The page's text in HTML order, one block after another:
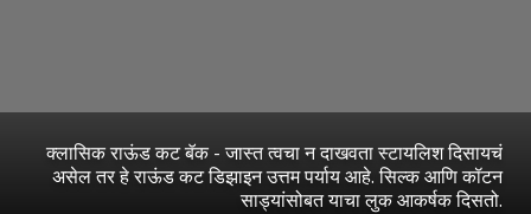
क्लासिक राऊंड कट बॅक - जास्त त्वचा न दाखवता स्टायलिश दिसायचं
असेल तर हे राऊंड कट डिझाइन उत्तम पर्याय आहे. सिल्क आणि कॉटन
साड्यांसोबत याचा लुक आकर्षक दिसतो.